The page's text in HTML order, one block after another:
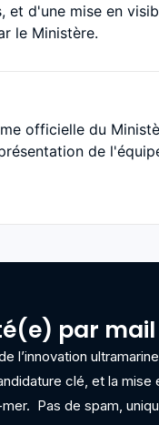
et d'une mise en
le Ministère.
officielle du
de
par mail
l’innovation
clé, et la
Pas de spam,